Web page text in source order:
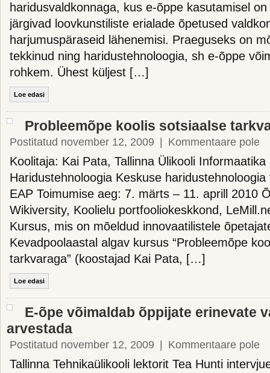
haridusvaldkonnaga, kus e-õppe kasutamisel
järgivad loovkunstiliste erialade õpetused
harjumuspäraseid lähenemisi. Praeguseks on
tekkinud ning haridustehnoloogia, sh e-õppe
rohkem. Ühest küljest […]
Loe edasi
Probleemõpe koolis sotsiaalse
Postitatud november 12, 2009 Kommentaare pole
Koolitaja: Kai Pata, Tallinna Ülikooli Informaatika
Haridustehnoloogia Keskuse
EAP Toimumise aeg: 7. märts – 11. aprill 2010
Wikiversity, Koolielu portfooliokeskkond,
Kursus, mis on mõeldud innovaatilistele
Kevadpoolaastal algav kursus “Probleemõpe
tarkvaraga” (koostajad Kai Pata, […]
Loe edasi
E-õpe võimaldab õppijate erinevate
arvestada
Postitatud november 12, 2009 Kommentaare pole
Tallinna Tehnikaülikooli lektorit Tea Hunti